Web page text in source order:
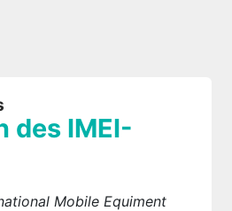
des IMEI-
Mobile Equiment